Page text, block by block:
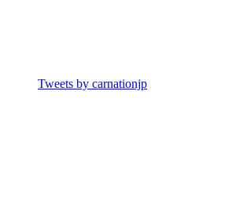
Tweets by carnationjp